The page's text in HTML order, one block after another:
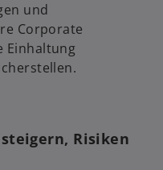
und
Corporate
Einhaltung
Risiken